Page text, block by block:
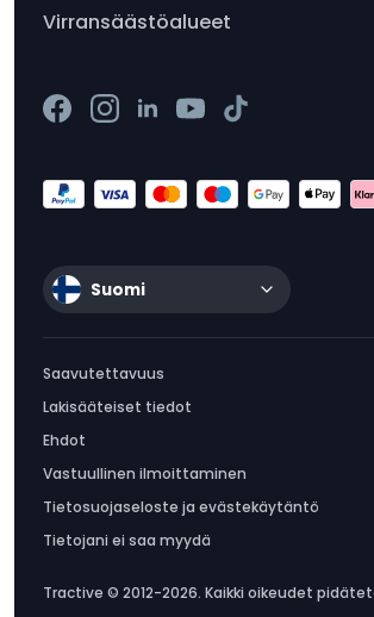
Virransäästöalueet
Suomi
Saavutettavuus
Lakisääteiset tiedot
Ehdot
Vastuullinen ilmoittaminen
Tietosuojaseloste ja evästekäytäntö
Tietojani ei saa myydä
Tractive © 2012-2026. Kaikki oikeudet